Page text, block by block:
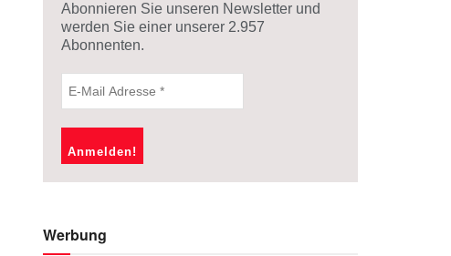
Abonnieren Sie unseren Newsletter und
werden Sie einer unserer 2.957
Abonnenten.
Werbung